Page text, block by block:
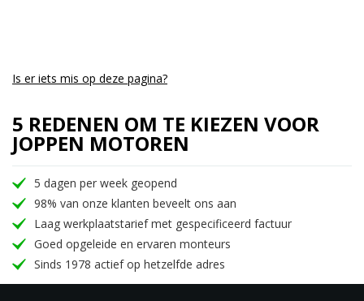
Is er iets mis op deze pagina?
5 REDENEN OM TE KIEZEN VOOR
JOPPEN MOTOREN
5 dagen per week geopend
98% van onze klanten beveelt ons aan
Laag werkplaatstarief met gespecificeerd factuur
Goed opgeleide en ervaren monteurs
Sinds 1978 actief op hetzelfde adres